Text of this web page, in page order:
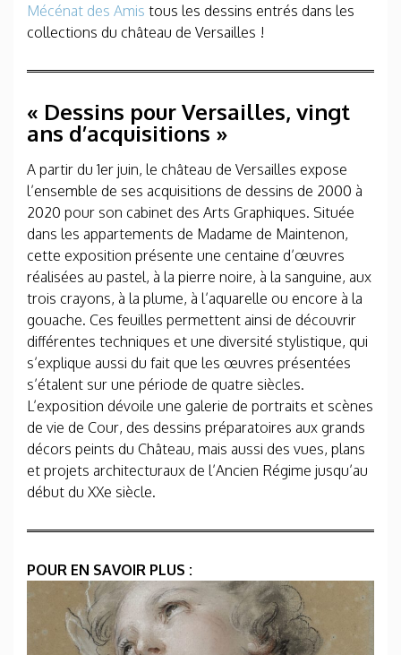
Mécénat des Amis tous les dessins entrés dans les
collections du château de Versailles !
« Dessins pour Versailles, vingt
ans d’acquisitions »
A partir du 1er juin, le château de Versailles expose
l’ensemble de ses acquisitions de dessins de 2000 à
2020 pour son cabinet des Arts Graphiques. Située
dans les appartements de Madame de Maintenon,
cette exposition présente une centaine d’œuvres
réalisées au pastel, à la pierre noire, à la sanguine, aux
trois crayons, à la plume, à l’aquarelle ou encore à la
gouache. Ces feuilles permettent ainsi de découvrir
différentes techniques et une diversité stylistique, qui
s’explique aussi du fait que les œuvres présentées
s’étalent sur une période de quatre siècles.
L’exposition dévoile une galerie de portraits et scènes
de vie de Cour, des dessins préparatoires aux grands
décors peints du Château, mais aussi des vues, plans
et projets architecturaux de l’Ancien Régime jusqu’au
début du XXe siècle.
POUR EN SAVOIR PLUS :